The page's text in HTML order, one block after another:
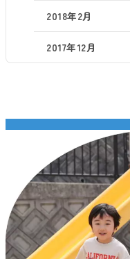
2018年2月
2017年12月